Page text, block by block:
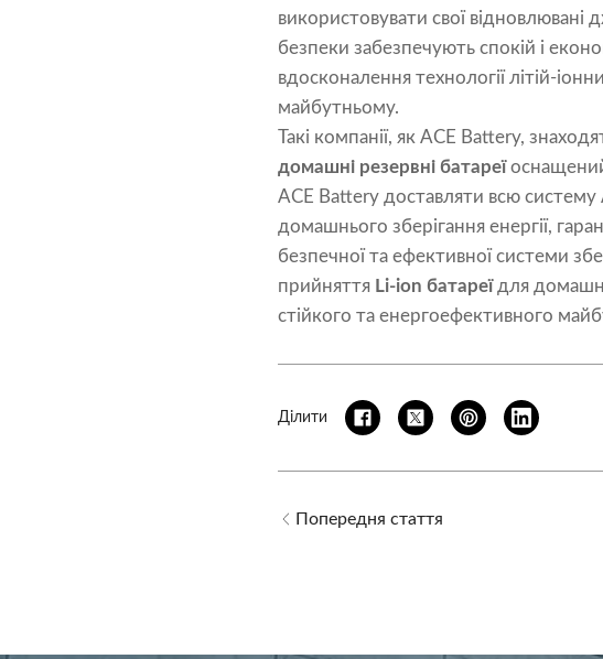
використовувати свої відновлювані
безпеки забезпечують спокій і
вдосконалення технології літій-
майбутньому.
Такі компанії, як ACE Battery,
домашні резервні батареїоснащений
ACE Battery доставляти всю
домашнього зберігання енергії,
безпечної та ефективної системи
прийняття Li-ion батареїдля
стійкого та енергоефективного
Ділити
Попередня стаття